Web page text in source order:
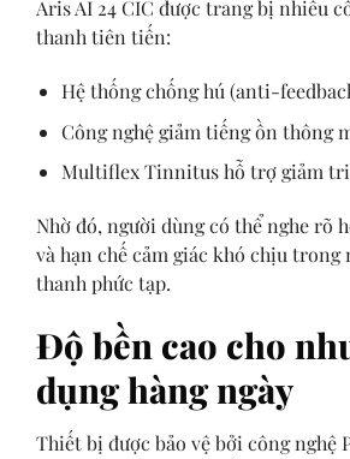
Aris AI 24 CIC được trang bị nhiều
thanh tiên tiến:
Hệ thống chống hú (anti-
Công nghệ giảm tiếng ồn thông
Multiflex Tinnitus hỗ trợ giảm
Nhờ đó, người dùng có thể nghe rõ
và hạn chế cảm giác khó chịu trong
thanh phức tạp.
Độ bền cao cho
dụng hàng ngày
Thiết bị được bảo vệ bởi công nghệ